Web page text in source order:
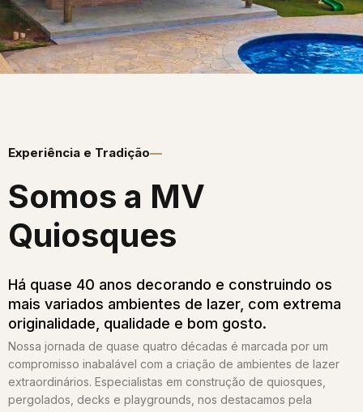
Experiência e Tradição
Somos a MV
Quiosques​
Há quase 40 anos decorando e construindo os
mais variados ambientes de lazer, com extrema
originalidade, qualidade e bom gosto.
Nossa jornada de quase quatro décadas é marcada por um
compromisso inabalável com a criação de ambientes de lazer
extraordinários. Especialistas em construção de quiosques,
pergolados, decks e playgrounds, nos destacamos pela